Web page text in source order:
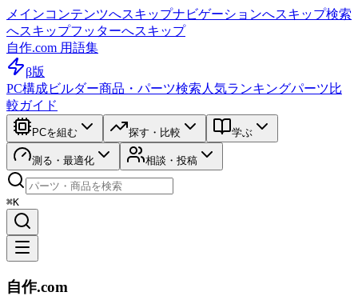
メインコンテンツへスキップナビゲーションへスキップ検索
へスキップフッターへスキップ
自作.com 用語集
β版
PC構成ビルダー商品・パーツ検索 人気ランキングパーツ比
較ガイド
PCを組む 探す・比較 学ぶ
測る・最適化 相談・投稿
⌘K
自作.com